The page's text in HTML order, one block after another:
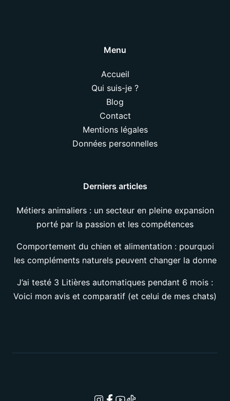
Menu
Accueil
Qui suis-je ?
Blog
Contact
Mentions légales
Données personnelles
Derniers articles
Métiers animaliers : un secteur en pleine expansion
porté par la passion et les compétences
Comportement du chien et alimentation : pourquoi
les compléments naturels peuvent changer la donne
J’ai testé 3 Litières automatiques pendant 6 mois :
Voici mon avis et comparatif (et celui de mes chats)